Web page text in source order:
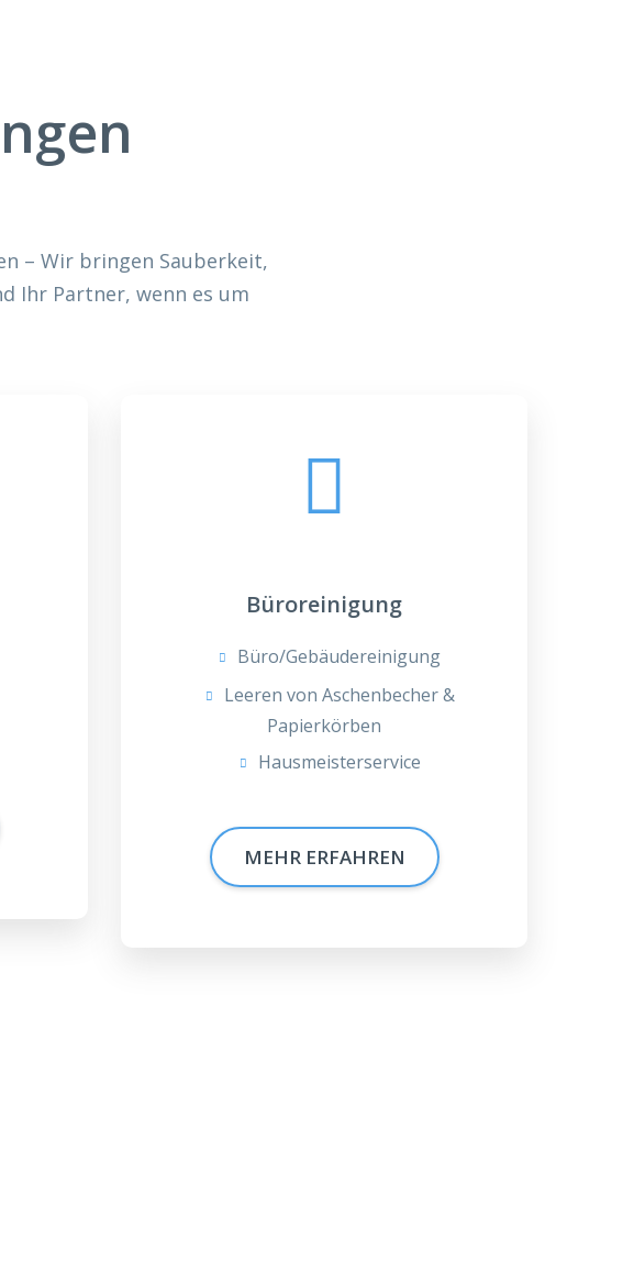
– Wir bringen Sauberkeit,
Ihr Partner, wenn es um
Büroreinigung
Büro/Gebäudereinigung
Leeren von Aschenbecher &
Papierkörben
Hausmeisterservice
MEHR ERFAHREN